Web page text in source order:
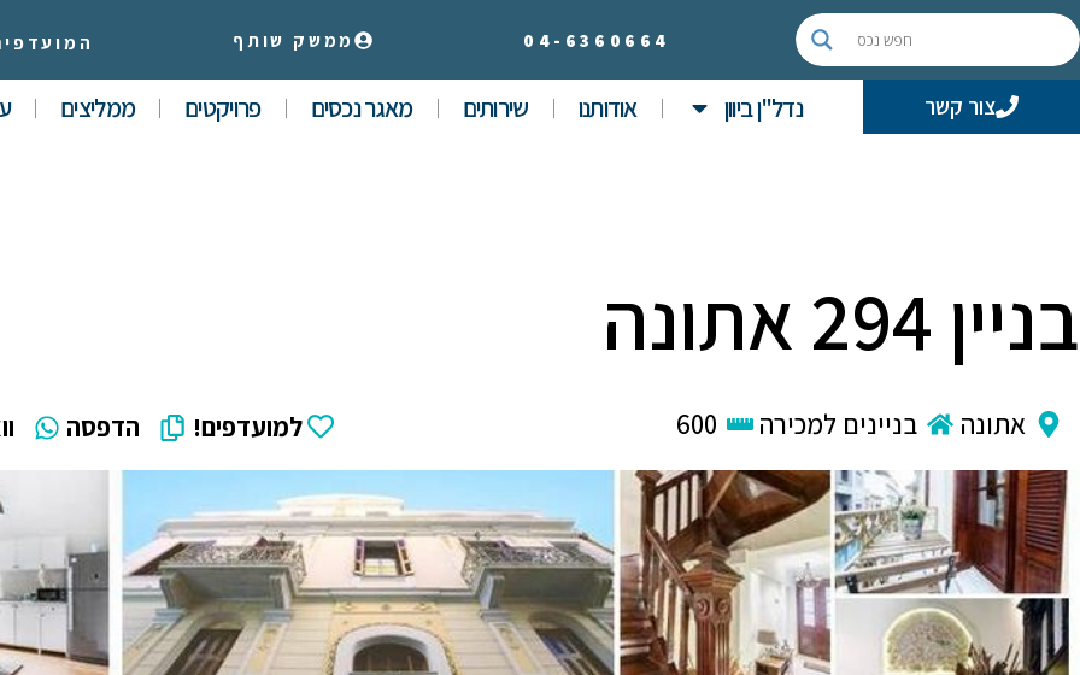
04- 6360664 ממשק שותף
צור קשר נדל"ן ביוון אודותנו שירותים מאגר נכסים פרויקטים ממליצים
בניין 294 אתונה
אתונה בניינים למכירה 600 למועדפים! הדפסה